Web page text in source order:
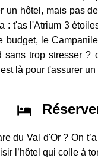
un hôtel, mais pas
: t'as l'Atrium 3
le
trop stresser
là pour t'assurer
du Val d'Or ? On
l’hôtel qui colle à